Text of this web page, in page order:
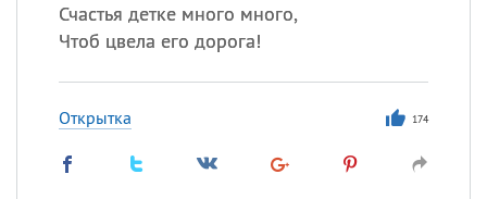
Счастья детке много много,
Чтоб цвела его дорога!
Открытка 174